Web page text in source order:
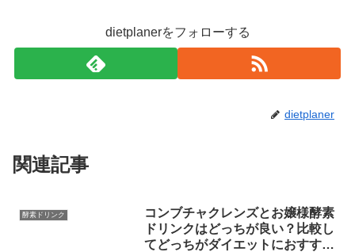
dietplanerをフォローする
dietplaner
関連記事
酵素ドリンク
コンブチャクレンズとお嬢様酵素
ドリンクはどっちが良い？比較し
てどっちがダイエットにおすすめ